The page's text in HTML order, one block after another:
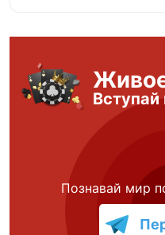
Вступай
Познавай мир